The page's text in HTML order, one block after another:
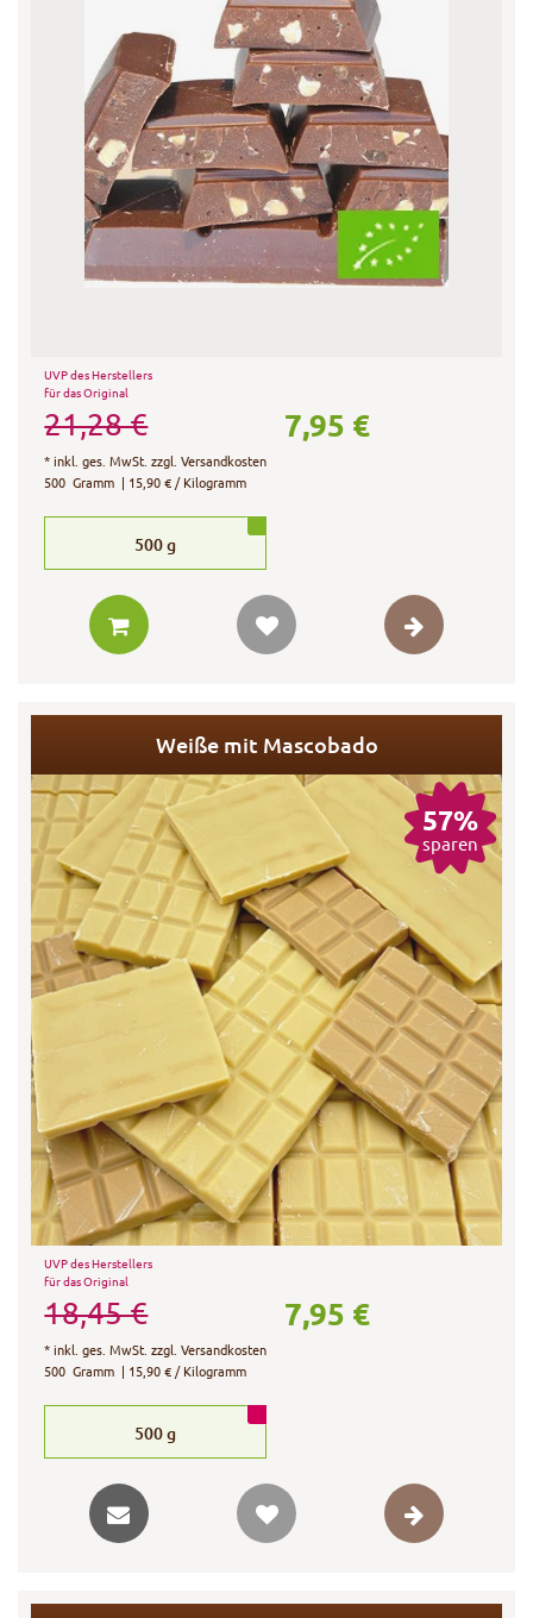
UVP des Herstellers
für das Original
21,28 € 7,95 €
*inkl. ges. MwSt. zzgl.Versandkosten
500 Gramm | 15,90 € / Kilogramm
500g
Weiße mit Mascobado
57%
sparen
UVP des Herstellers
für das Original
18,45 € 7,95 €
*inkl. ges. MwSt. zzgl.Versandkosten
500 Gramm | 15,90 € / Kilogramm
500g